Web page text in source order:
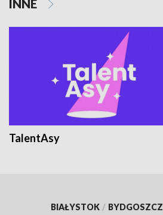
INNE
TalentAsy
BIAŁYSTOK / BYDGOSZCZ